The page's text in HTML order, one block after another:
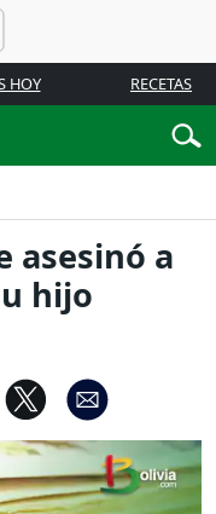
HOY RECETAS
asesinó a
hijo